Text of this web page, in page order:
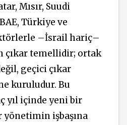
Mısır, Suudi
Türkiye ve
–İsrail hariç–
çıkar temellidir; ortak
geçici çıkar
kuruludur. Bu
yıl içinde yeni bir
işbaşına